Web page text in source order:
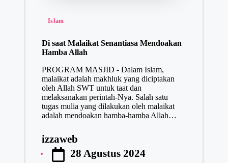
Posted
Islam
Di saat Malaikat Senantiasa Mendoakan
Hamba Allah
PROGRAM MASJID - Dalam Islam,
malaikat adalah makhluk yang diciptakan
oleh Allah SWT untuk taat dan
melaksanakan perintah-Nya. Salah satu
tugas mulia yang dilakukan oleh malaikat
adalah mendoakan hamba-hamba Allah…
Posted
by
izzaweb
28 Agustus 2024